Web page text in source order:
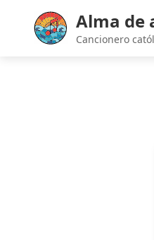
Alma de
Cancionero